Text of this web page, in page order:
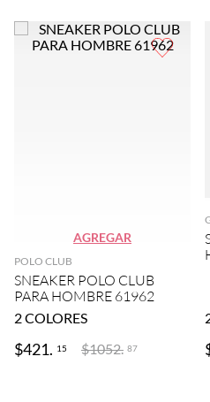
AGREGAR
POLO CLUB
SNEAKER POLO CLUB
PARA HOMBRE 61962
2COLORES
$421. 15 $1052. 87